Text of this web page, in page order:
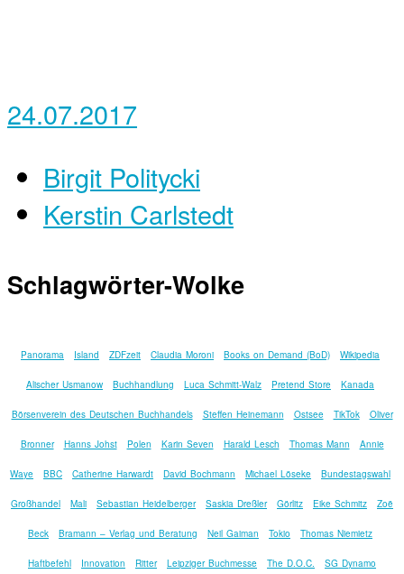
24.07.2017
Birgit Politycki
Kerstin Carlstedt
Schlagwörter-Wolke
Panorama Island ZDFzeit Claudia Moroni Books on Demand (BoD) Wikipedia
Alischer Usmanow Buchhandlung Luca Schmitt-Walz Pretend Store Kanada
Börsenverein des Deutschen Buchhandels Steffen Heinemann Ostsee TikTok Oliver
Bronner Hanns Johst Polen Karin Seven Harald Lesch Thomas Mann Annie
Waye BBC Catherine Harwardt David Bochmann Michael Löseke Bundestagswahl
Großhandel Mali Sebastian Heidelberger Saskia Dreßler Görlitz Eike Schmitz Zoë
Beck Bramann – Verlag und Beratung Neil Gaiman Tokio Thomas Niemietz
Haftbefehl Innovation Ritter Leipziger Buchmesse The D.O.C. SG Dynamo